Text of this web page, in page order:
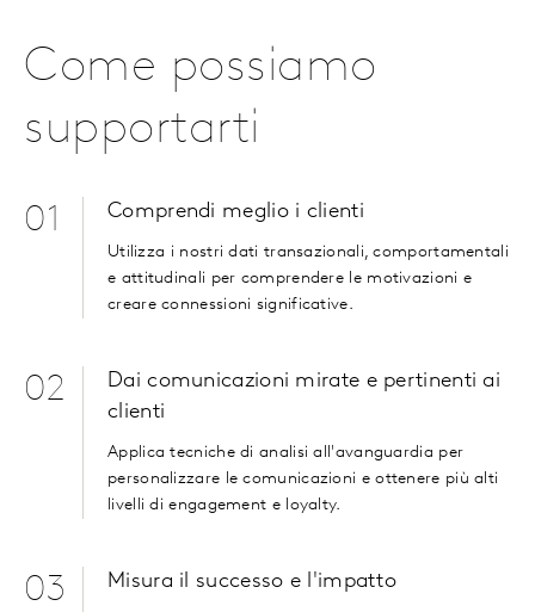
Come possiamo
supportarti
01 Comprendi meglio i clienti
Utilizza i nostri dati transazionali, comportamentali
e attitudinali per comprendere le motivazioni e
creare connessioni significative.
02
Dai comunicazioni mirate e pertinenti ai
clienti
Applica tecniche di analisi all'avanguardia per
personalizzare le comunicazioni e ottenere più alti
livelli di engagement e loyalty.
03 Misura il successo e l'impatto